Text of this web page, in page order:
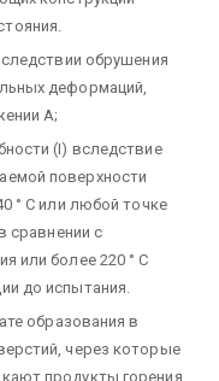
обрушения
деформаций,
А;
(I) вследствие
поверхности
° С или любой точке
сравнении с
или более 220 ° С
до испытания.
образования в
через которые
продукты горения